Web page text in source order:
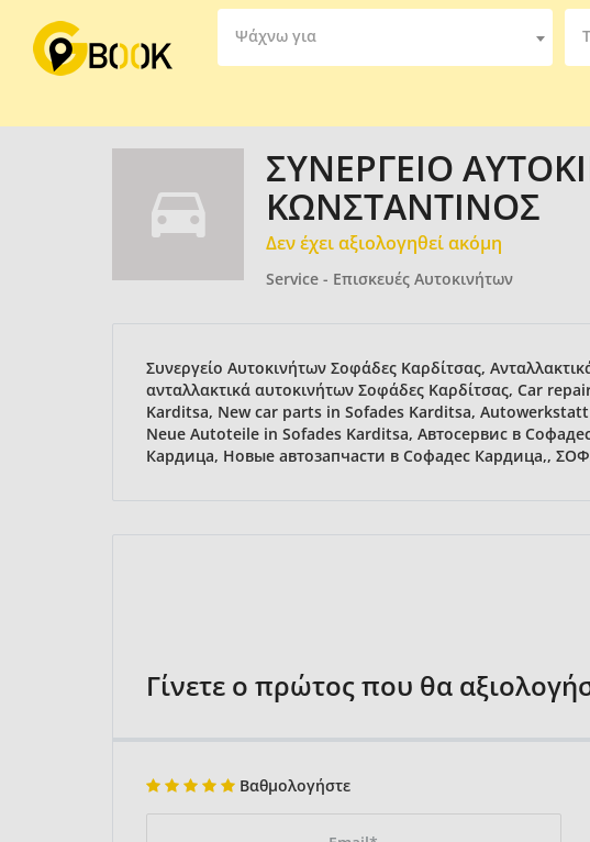
Ψάχνω για
ΣΥΝΕΡΓΕΙΟ
ΚΩΝΣΤΑΝΤΙΝΟΣ
Δεν έχει αξιολογηθεί ακόμη
Service - Επισκευές Αυτοκινήτων
Συνεργείο Αυτοκινήτων Σοφάδες Καρδίτσας,
ανταλλακτικά αυτοκινήτων Σοφάδες Καρδίτσας, Car
Karditsa, New car parts in Sofades Karditsa,
Neue Autoteile in Sofades Karditsa, Автосервис в
Кардица, Новые автозапчасти в Софадес Кардица,,
Γίνετε ο πρώτος που θα
Βαθμολογήστε